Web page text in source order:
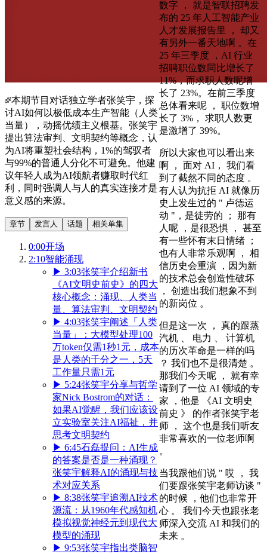
本期节目对话独立学者张笑宇，探
讨AI如何以极低成本生产智能（人类
当量），动摇优绩主义根基。张笑宇
提出算法审判、文明契约等概念，认
为AI将重塑社会结构，1%的驾驭者
与99%的普通人分化不可避免。他建
议年轻人成为AI领航者赚取时代红
利，同时强调人与人的真实连接才是
意义感的来源。
章节 发言人 话题 相关单集
0:00开场
2:10智能涌现
▶ 3:03张笑宇介绍新书
《AI文明史前史》的四大
核心概念：涌现、人类当
量、算法审判、文明契约
▶ 4:03张笑宇阐述「人类
当量」：大模型处理100
万token仅需1秒1元，成本
是人类的千分之一，5天
工作量只需1元
▶ 5:24张笑宇分享与哲学
家Nick Bostrom的对话：
如果AI觉醒，我们应该设
立实验室关注AI福祉，并
思考文明契约
▶ 6:45石磊提问：AI生成
的答案是否是一种涌现？
张笑宇解释AI的涌现与技
术对应关系
▶ 8:38张笑宇追溯AI技术
源流：从1960年代感知机
模拟视觉神经元到现代大
模型的涌现
▶ 9:53张笑宇指出类脑智
数字 ， 就是智联招聘发
布的 25 年人工智能产业
人才发展报告里 ， 却又
有另外一番天地啊 。在
25 年三季度 ，AI 行业
招聘职位数同比增长了
11%，而求职人数呢增
长了 23%。在前三季度
总体看来呢 ， 职位数增
长了 3%， 求职人数更
是激增了 39%。
所以大家也可以看出来
啊 ， 面对 AI， 我们看
到了截然不同的态度 。
有人认为抗拒 AI 就像历
史上发生过的 " 卢德运
动 "，是徒劳的 ； 那有
人呢 ，是很恐惧 ， 甚至
有一些怀有末日情绪 ；
也有人非常乐观啊 ， 相
信历史会重演 ，因为新
的技术总会创造性破坏
， 创造出我们想象不到
的新岗位 。
但是这一次 ， 真的跟蒸
汽机 、 电力 、 计算机
的历次革命是一样的吗
？ 我们也不是很清楚 。
那我们今天呢 ， 就有幸
请到了一位 AI 领域的专
家 ，他是 《AI 文明史
前史 》 的作者张笑宇老
师 ， 这个也是我们听友
非常喜欢的一位老师啊
。
当我跟他们说 " 哎 ， 我
们要跟张笑宇老师访谈 "
的时候 ，他们也非常开
心 。 我们今天也跟张老
师深入交流 AI 和我们的
未来 。